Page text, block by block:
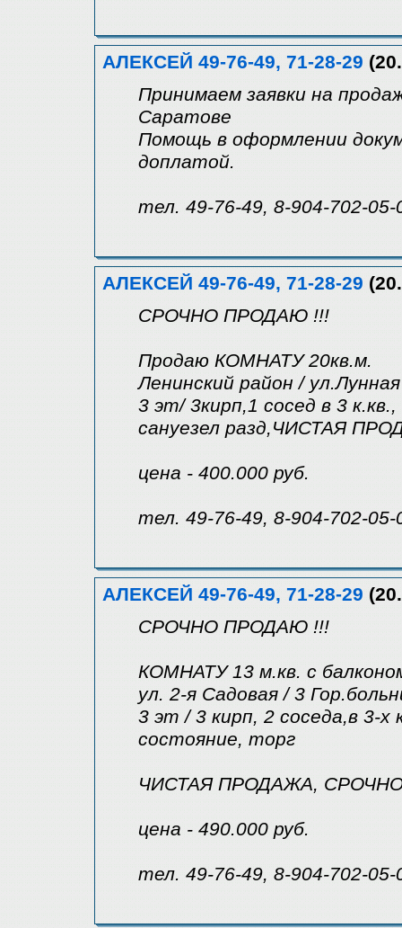
АЛЕКСЕЙ 49-76-49, 71-28-29
Принимаем заявки на
Саратове
Помощь в оформлении
доплатой.
тел. 49-76-49, 8-904-702-05-
АЛЕКСЕЙ 49-76-49, 71-28-29
СРОЧНО ПРОДАЮ !!!
Продаю КОМНАТУ 20кв.м.
Ленинский район / ул.Лунная
3 эт/ 3кирп,1 сосед в 3 к.кв.,
сануезел разд,ЧИСТАЯ
цена - 400.000 руб.
тел. 49-76-49, 8-904-702-05-
АЛЕКСЕЙ 49-76-49, 71-28-29
СРОЧНО ПРОДАЮ !!!
КОМНАТУ 13 м.кв. с
ул. 2-я Садовая / 3
3 эт / 3 кирп, 2 соседа,в 3-х
состояние, торг
ЧИСТАЯ ПРОДАЖА,
цена - 490.000 руб.
тел. 49-76-49, 8-904-702-05-